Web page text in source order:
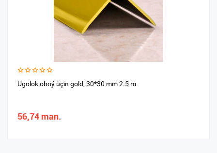
Ugolok oboý üçin gold, 30*30 mm 2.5 m
56,74 man.